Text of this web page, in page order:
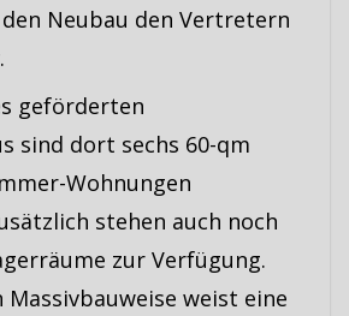
Neubau den Vertretern
geförderten
sind dort sechs 60-qm
Wohnungen
stehen auch noch
zur Verfügung.
Massivbauweise weist eine